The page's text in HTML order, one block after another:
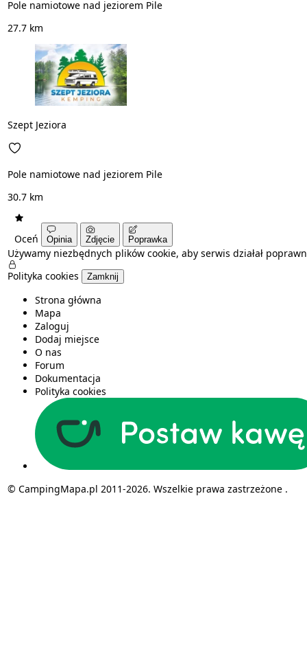
Pole namiotowe nad jeziorem Pile
27.7 km
Szept Jeziora
Pole namiotowe nad jeziorem Pile
30.7 km
Oceń Opinia Zdjęcie Poprawka
Używamy niezbędnych plików cookie, aby serwis działał
Polityka cookies
Zamknij
Strona główna
Mapa
Zaloguj
Dodaj miejsce
O nas
Forum
Dokumentacja
Polityka cookies
© CampingMapa.pl 2011-2026. Wszelkie prawa zastrzeżone .